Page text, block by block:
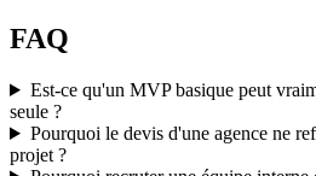
FAQ
Est-ce qu'un MVP basique peut
seule ?
Pourquoi le devis d'une agence ne
projet ?